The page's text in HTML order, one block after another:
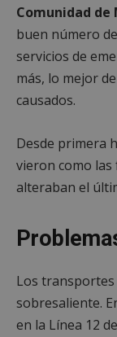
Comunidad de
buen número
servicios de
más, lo mejor
causados.
Desde primera
vieron como
alteraban el
Los
sobresaliente.
en la Línea 12